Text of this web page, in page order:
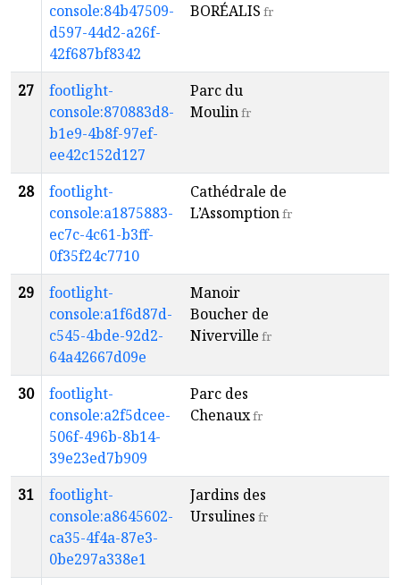
console:84b47509-
d597-44d2-a26f-
42f687bf8342
BORÉALIS fr
27
footlight-
console:870883d8-
b1e9-4b8f-97ef-
ee42c152d127
Parc du
Moulinfr
28
footlight-
console:a1875883-
ec7c-4c61-b3ff-
0f35f24c7710
Cathédrale de
L’Assomptionfr
29
footlight-
console:a1f6d87d-
c545-4bde-92d2-
64a42667d09e
Manoir
Boucher de
Niverville fr
30
footlight-
console:a2f5dcee-
506f-496b-8b14-
39e23ed7b909
Parc des
Chenauxfr
31
footlight-
console:a8645602-
ca35-4f4a-87e3-
0be297a338e1
Jardins des
Ursulines fr